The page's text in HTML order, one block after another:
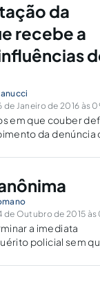
da
recebe a
Janeiro de 2016 às
em que couber
da denúncia
deixar de
de Outubro de 2015 às
a imediata
policial sem
idôneo de